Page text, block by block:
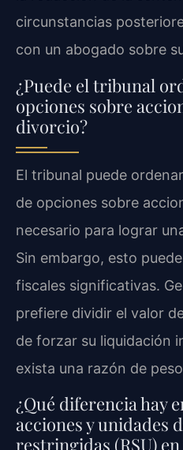
circunstancias
con un abogado sobre
¿Puede el tribunal
opciones sobre
divorcio?
El tribunal puede
de opciones sobre
necesario para lograr
Sin embargo, esto
fiscales significativas.
prefiere dividir el valor
de forzar su liquidación
exista una razón de
¿Qué diferencia hay
acciones y unidades
restringidas (RSU)